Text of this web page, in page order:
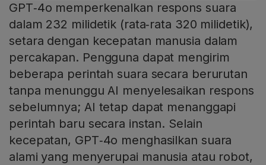
GPT‑4o memperkenalkan respons suara
dalam 232 milidetik (rata‑rata 320 milidetik),
setara dengan kecepatan manusia dalam
percakapan. Pengguna dapat mengirim
beberapa perintah suara secara berurutan
tanpa menunggu AI menyelesaikan respons
sebelumnya; AI tetap dapat menanggapi
perintah baru secara instan. Selain
kecepatan, GPT‑4o menghasilkan suara
alami yang menyerupai manusia atau robot,